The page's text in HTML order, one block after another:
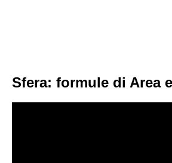
Sfera: formule di Area